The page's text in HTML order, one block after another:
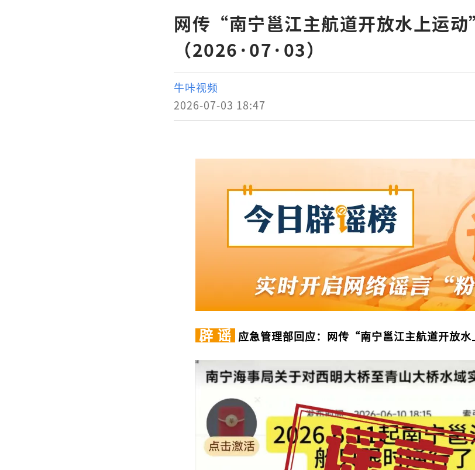
网传“南宁邕江主航道开放水上运
（2026·07·03）
牛咔视频
2026-07-03 18:47
辟 谣 应急管理部回应：网传“南宁邕江主航道开放